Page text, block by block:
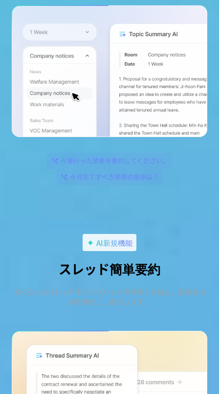
今週行った業務を要約してください。
今月完了すべき業務の進捗は？
AI新規機能
スレッド簡単要約
長くなったスレッドをワンクリックで素早く分析し、重要な内
容を要約し、提供します。